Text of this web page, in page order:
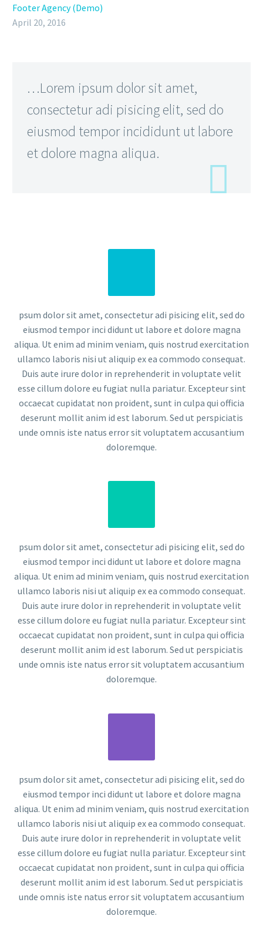
Footer Agency (Demo)
April 20, 2016
…Lorem ipsum dolor sit amet,
consectetur adi pisicing elit, sed do
eiusmod tempor incididunt ut labore
et dolore magna aliqua.
psum dolor sit amet, consectetur adi pisicing elit, sed do
eiusmod tempor inci didunt ut labore et dolore magna
aliqua. Ut enim ad minim veniam, quis nostrud exercitation
ullamco laboris nisi ut aliquip ex ea commodo consequat.
Duis aute irure dolor in reprehenderit in voluptate velit
esse cillum dolore eu fugiat nulla pariatur. Excepteur sint
occaecat cupidatat non proident, sunt in culpa qui officia
deserunt mollit anim id est laborum. Sed ut perspiciatis
unde omnis iste natus error sit voluptatem accusantium
doloremque.
psum dolor sit amet, consectetur adi pisicing elit, sed do
eiusmod tempor inci didunt ut labore et dolore magna
aliqua. Ut enim ad minim veniam, quis nostrud exercitation
ullamco laboris nisi ut aliquip ex ea commodo consequat.
Duis aute irure dolor in reprehenderit in voluptate velit
esse cillum dolore eu fugiat nulla pariatur. Excepteur sint
occaecat cupidatat non proident, sunt in culpa qui officia
deserunt mollit anim id est laborum. Sed ut perspiciatis
unde omnis iste natus error sit voluptatem accusantium
doloremque.
psum dolor sit amet, consectetur adi pisicing elit, sed do
eiusmod tempor inci didunt ut labore et dolore magna
aliqua. Ut enim ad minim veniam, quis nostrud exercitation
ullamco laboris nisi ut aliquip ex ea commodo consequat.
Duis aute irure dolor in reprehenderit in voluptate velit
esse cillum dolore eu fugiat nulla pariatur. Excepteur sint
occaecat cupidatat non proident, sunt in culpa qui officia
deserunt mollit anim id est laborum. Sed ut perspiciatis
unde omnis iste natus error sit voluptatem accusantium
doloremque.